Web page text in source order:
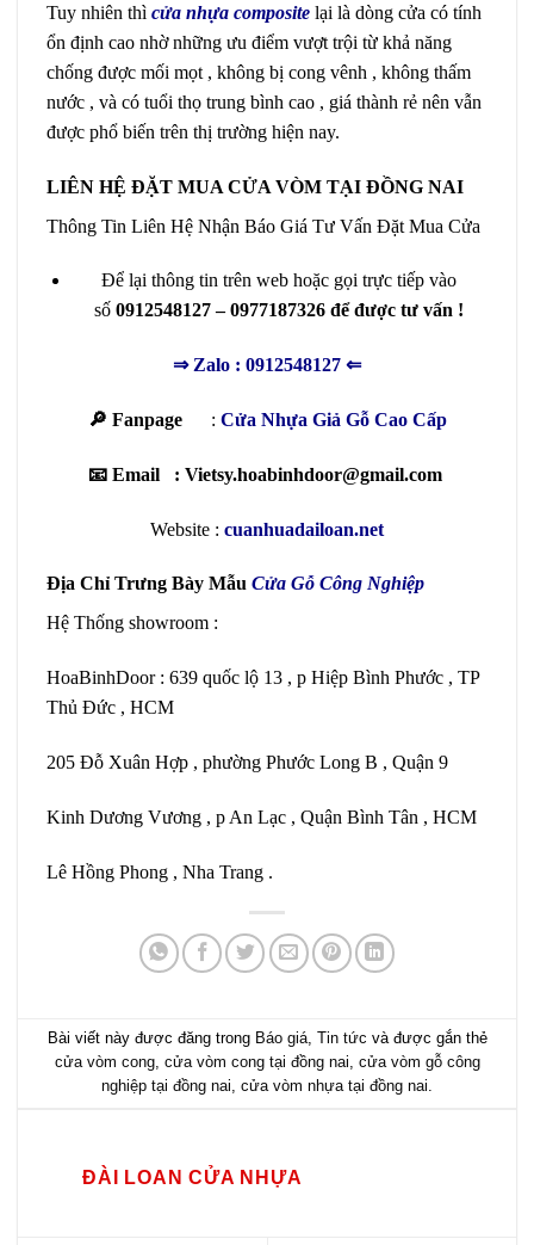
Tuy nhiên thì cửa nhựa composite lại là dòng cửa có tính
ổn định cao nhờ những ưu điểm vượt trội từ khả năng
chống được mối mọt , không bị cong vênh , không thấm
nước , và có tuổi thọ trung bình cao , giá thành rẻ nên vẫn
được phổ biến trên thị trường hiện nay.
LIÊN HỆ ĐẶT MUA CỬA VÒM TẠI ĐỒNG NAI
Thông Tin Liên Hệ Nhận Báo Giá Tư Vấn Đặt Mua Cửa
Để lại thông tin trên web hoặc gọi trực tiếp vào
số0912548127 – 0977187326 để được tư vấn !
⇒ Zalo : 0912548127 ⇐
🔎 Fanpage : Cửa Nhựa Giả Gỗ Cao Cấp
📧 Email : Vietsy.hoabinhdoor@gmail.com
Website : cuanhuadailoan.net
Địa Chỉ Trưng Bày Mẫu Cửa Gỗ Công Nghiệp
Hệ Thống showroom :
HoaBinhDoor : 639 quốc lộ 13 , p Hiệp Bình Phước , TP
Thủ Đức , HCM
205 Đỗ Xuân Hợp , phường Phước Long B , Quận 9
Kinh Dương Vương , p An Lạc , Quận Bình Tân , HCM
Lê Hồng Phong , Nha Trang .
Bài viết này được đăng trong Báo giá, Tin tức và được gắn thẻ
cửa vòm cong, cửa vòm cong tại đồng nai cửa vòm gỗ công
nghiệp tại đồng nai cửa vòm nhựa tại đồng nai
ĐÀI LOAN CỬA NHỰA